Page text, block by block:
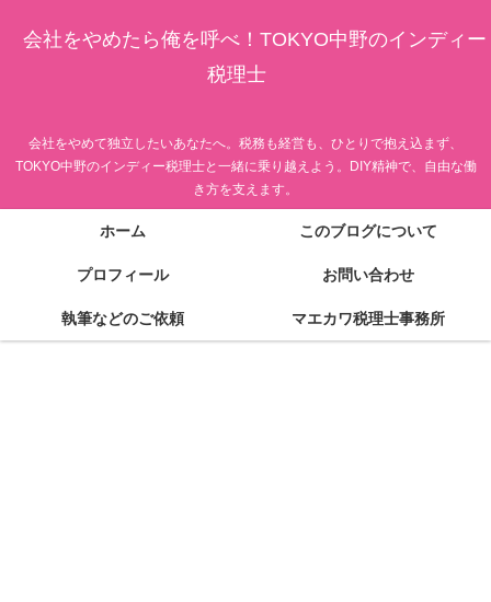
会社をやめたら俺を呼べ！TOKYO中野のインディー
税理士
会社をやめて独立したいあなたへ。税務も経営も、ひとりで抱え込まず、
TOKYO中野のインディー税理士と一緒に乗り越えよう。DIY精神で、自由な働
き方を支えます。
ホーム このブログについて
プロフィール お問い合わせ
執筆などのご依頼 マエカワ税理士事務所